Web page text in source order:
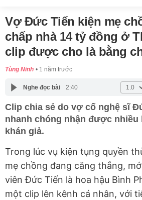
Vợ Đức Tiến kiện mẹ
chấp nhà 14 tỷ đồng ở
clip được cho là bằng
Tùng Ninh 1 năm trước
Nghe đọc bài 2:40
Clip chia sẻ do vợ cố nghệ sĩ
nhanh chóng nhận được nhiều
khán giả.
Trong lúc vụ kiện tụng quyền
mẹ chồng đang căng thẳng,
viên Đức Tiến là hoa hậu Bình
một clip lên kênh cá nhân, với